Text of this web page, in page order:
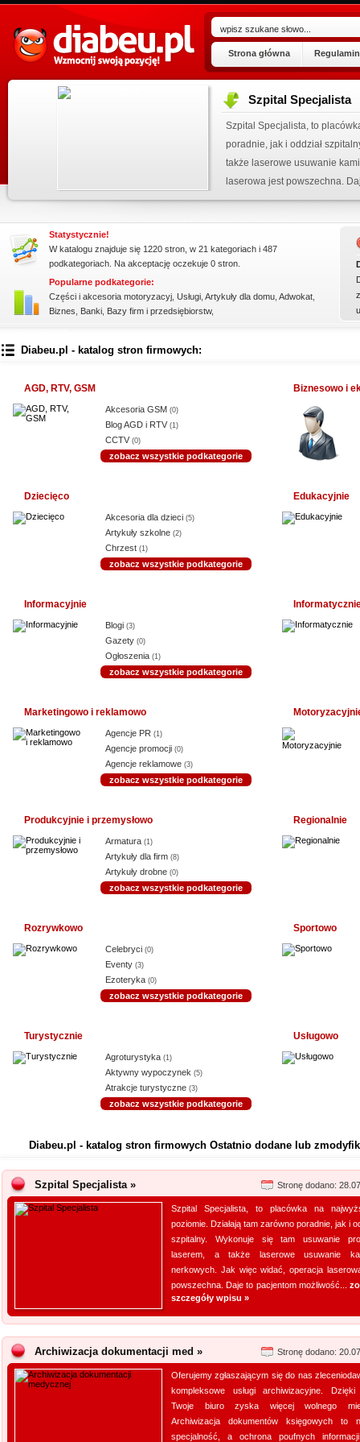
Strona główna
Szpital Specjalista
Szpital Specjalista, to
poradnie, jak i oddział
także laserowe usuwanie
laserowa jest powszechna.
Statystycznie!
W katalogu znajduje się 1220 stron, w 21 kategoriach i 487
podkategoriach. Na akceptację oczekuje 0 stron.
Popularne podkategorie:
Części i akcesoria motoryzacyj Usługi Artykuły dla domu Adwokat
Biznes
Banki Bazy firm i przedsiębiorstw,
Diabeu.pl - katalog stron firmowych:
AGD, RTV, GSM
Akcesoria GSM (0)
Blog AGD i RTV (1)
CCTV (0)
zobacz wszystkie podkategorie
Biznesowo i
Dziecięco
Akcesoria dla dzieci (5)
Artykuły szkolne (2)
Chrzest (1)
zobacz wszystkie podkategorie
Edukacyjnie
Informacyjnie
Blogi (3)
Gazety (0)
Ogłoszenia (1)
zobacz wszystkie podkategorie
Marketingowo i reklamowo
Agencje PR (1)
Agencje promocji (0)
Agencje reklamowe (3)
zobacz wszystkie podkategorie
Produkcyjnie i przemysłowo
Armatura (1)
Artykuły dla firm (8)
Artykuły drobne (0)
zobacz wszystkie podkategorie
Regionalnie
Rozrywkowo
Celebryci (0)
Eventy (3)
Ezoteryka (0)
zobacz wszystkie podkategorie
Sportowo
Turystycznie
Agroturystyka (1)
Aktywny wypoczynek (5)
Atrakcje turystyczne (3)
zobacz wszystkie podkategorie
Usługowo
Diabeu.pl - katalog stron firmowych Ostatnio dodane lub
Szpital Specjalista » Stronę dodano:
Szpital Specjalista, to placówka na
poziomie. Działają tam zarówno poradnie, jak i
szpitalny. Wykonuje się tam usuwanie
laserem, a także laserowe usuwanie
nerkowych. Jak więc widać, operacja
powszechna. Daje to pacjentom możliwość...
szczegóły wpisu »
Archiwizacja dokumentacji med » Stronę dodano:
Oferujemy zgłaszającym się do nas
kompleksowe usługi archiwizacyjne.
Twoje biuro zyska więcej wolnego
Archiwizacja dokumentów księgowych to
specjalność, a ochrona poufnych